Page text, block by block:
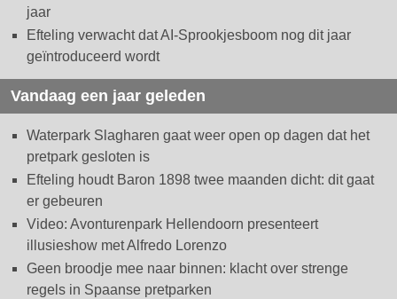
jaar
Efteling verwacht dat AI-Sprookjesboom nog dit jaar
geïntroduceerd wordt
Vandaag een jaar geleden
Waterpark Slagharen gaat weer open op dagen dat het
pretpark gesloten is
Efteling houdt Baron 1898 twee maanden dicht: dit gaat
er gebeuren
Video: Avonturenpark Hellendoorn presenteert
illusieshow met Alfredo Lorenzo
Geen broodje mee naar binnen: klacht over strenge
regels in Spaanse pretparken